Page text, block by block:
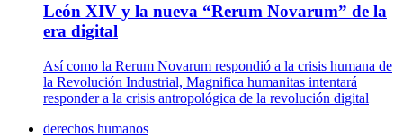
León XIV y la nueva “Rerum Novarum” de la
era digital
Así como la Rerum Novarum respondió a la crisis humana de
la Revolución Industrial, Magnifica humanitas intentará
responder a la crisis antropológica de la revolución digital
derechos humanos